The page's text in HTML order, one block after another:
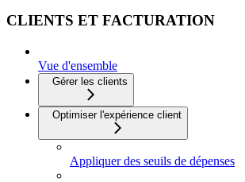
CLIENTS ET FACTURATION
Vue d'ensemble
Gérer les clients
Optimiser l'expérience client
Appliquer des seuils de dépenses